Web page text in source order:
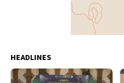
HEADLINES